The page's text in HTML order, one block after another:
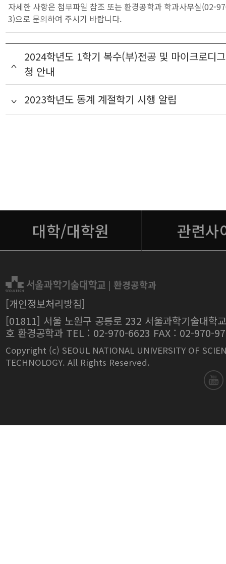
자세한 사항은 첨부파일 참조 또는 환경공학과 학과사무실(02-
3)으로 문의하여 주시기 바랍니다.
2024학년도 1학기 복수(부)전공 및 마이크로디
청 안내
2023학년도 동계 계절학기 시행 알림
| 환경공학과
[개인정보처리방침]
[01811] 서울 노원구 공릉로 232 서울과학기술대학
호 환경공학과 TEL : 02-970-6623 FAX : 02-970-
Copyright (c) SEOUL NATIONAL UNIVERSITY OF
TECHNOLOGY. All Rights Reserved.
대학/대학원 관련사